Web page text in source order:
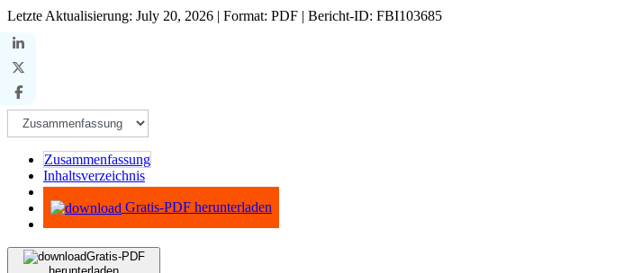
Letzte Aktualisierung: July 20, 2026 | Format: PDF | Bericht-ID: FBI103685
Zusammenfassung
Inhaltsverzeichnis
Methodik
Gratis-PDF herunterladen
Gratis-PDF